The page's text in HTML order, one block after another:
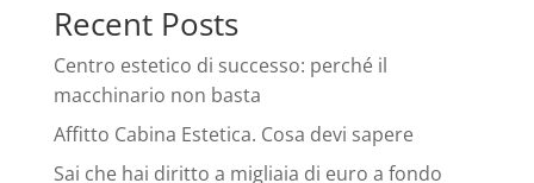
Recent Posts
Centro estetico di successo: perché il
macchinario non basta
Affitto Cabina Estetica. Cosa devi sapere
Sai che hai diritto a migliaia di euro a fondo